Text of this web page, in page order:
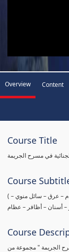
Overview Content
Course Title
الجنائية في مسرح الجريمة
Course
( إجراء الإختبارات علي العينة البيولوجية لتحديد صاحبها ( دم – عرق – سائل منوي –
– أسنان – أظافر – عظام
Course
مسرح الجريمة " مجموعة من